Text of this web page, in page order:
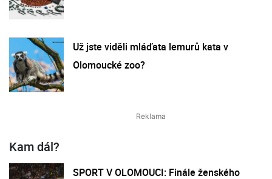
Už jste viděli mláďata lemurů kata v
Olomoucké zoo?
Kam dál?
SPORT V OLOMOUCI: Finále ženského